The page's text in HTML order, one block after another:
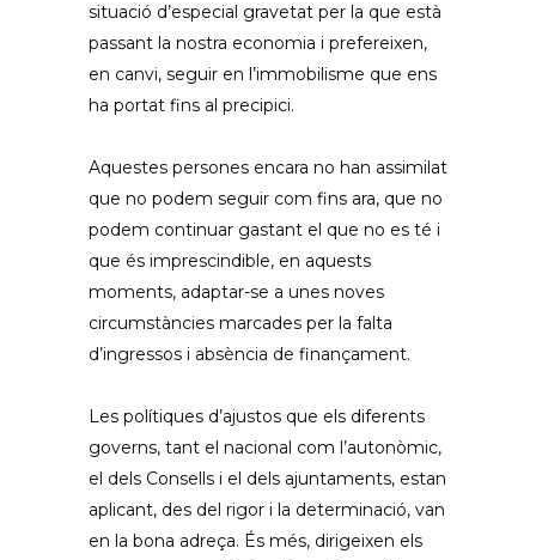
situació d’especial gravetat per la que està
passant la nostra economia i prefereixen,
en canvi, seguir en l’immobilisme que ens
ha portat fins al precipici.
Aquestes persones encara no han assimilat
que no podem seguir com fins ara, que no
podem continuar gastant el que no es té i
que és imprescindible, en aquests
moments, adaptar-se a unes noves
circumstàncies marcades per la falta
d’ingressos i absència de finançament.
Les polítiques d’ajustos que els diferents
governs, tant el nacional com l’autonòmic,
el dels Consells i el dels ajuntaments, estan
aplicant, des del rigor i la determinació, van
en la bona adreça. És més, dirigeixen els